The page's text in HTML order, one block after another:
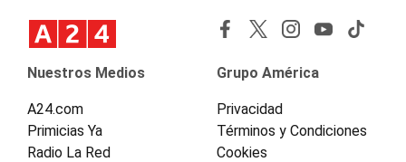
Nuestros Medios
A24.com
Primicias Ya
Radio La Red
Grupo América
Privacidad
Términos y Condiciones
Cookies